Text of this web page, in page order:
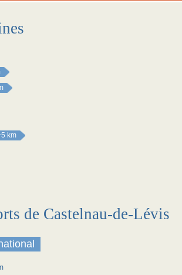
km
de Castelnau-de-Lévis